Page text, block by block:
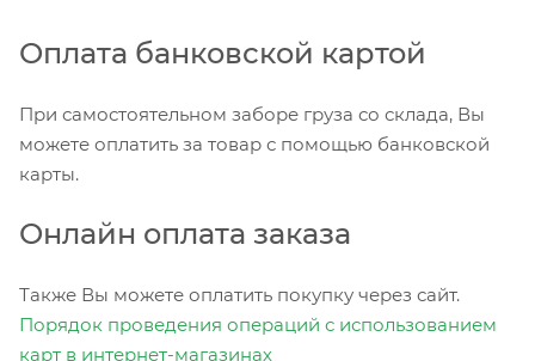
Оплата банковской картой
При самостоятельном заборе груза со склада, Вы
можете оплатить за товар с помощью банковской
карты.
Онлайн оплата заказа
Также Вы можете оплатить покупку через сайт.
Порядок проведения операций с использованием
карт в интернет-магазинах